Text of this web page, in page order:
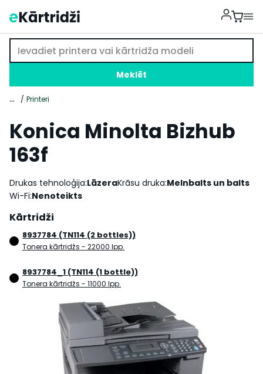
Meklēt
... Printeri
Konica Minolta Bizhub
163f
Drukas tehnoloģija:LāzeraKrāsu druka:Melnbalts un balts
Wi-Fi:Nenoteikts
Kārtridži
8937784 (TN114 (2 bottles))
Tonera kārtridžs - 22000 lpp.
8937784_1 (TN114 (1 bottle))
Tonera kārtridžs - 11000 lpp.